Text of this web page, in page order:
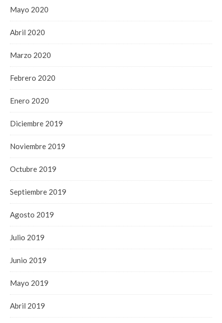
Mayo 2020
Abril 2020
Marzo 2020
Febrero 2020
Enero 2020
Diciembre 2019
Noviembre 2019
Octubre 2019
Septiembre 2019
Agosto 2019
Julio 2019
Junio 2019
Mayo 2019
Abril 2019